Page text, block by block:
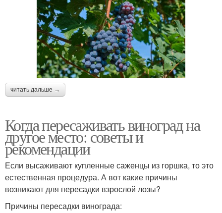
читать дальше →
Когда пересаживать виноград на
другое место: советы и
рекомендации
Если высаживают купленные саженцы из горшка, то это
естественная процедура. А вот какие причины
возникают для пересадки взрослой лозы?
Причины пересадки винограда: